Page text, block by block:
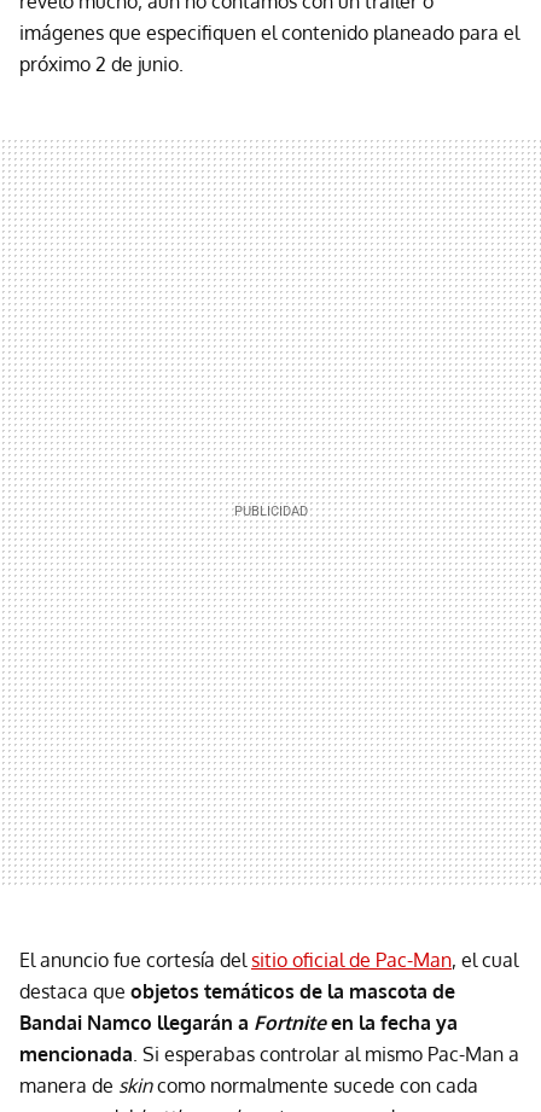
imágenes que especifiquen el contenido planeado para el
próximo 2 de junio.
El anuncio fue cortesía del sitio oficial de Pac-Man, el cual
destaca que objetos temáticos de la mascota de
Bandai Namco llegarán a Fortniteen la fecha ya
mencionada . Si esperabas controlar al mismo Pac-Man a
manera de skincomo normalmente sucede con cada